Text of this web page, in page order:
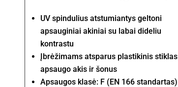
UV spindulius atstumiantys geltoni
apsauginiai akiniai su labai dideliu
kontrastu
Įbrėžimams atsparus plastikinis stiklas
apsaugo akis ir šonus
Apsaugos klasė: F (EN 166 standartas)